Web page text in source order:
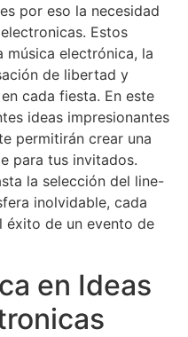
por eso la necesidad
Estos
música electrónica, la
de libertad y
cada fiesta. En este
ideas impresionantes
permitirán crear una
para tus invitados.
la selección del line-
inolvidable, cada
éxito de un evento de
en Ideas